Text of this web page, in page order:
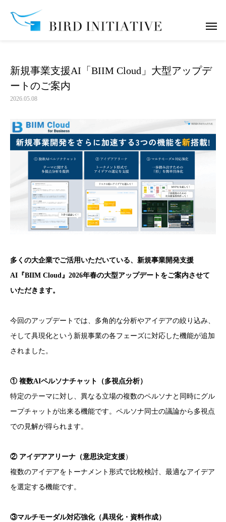
新規事業支援AI「BIIM Cloud」大型アップデ
ートのご案内
2026.05.08
多くの大企業でご活用いただいている、新規事業開発支援
AI『BIIM Cloud』2026年春の大型アップデートをご案内させて
いただきます。
今回のアップデートでは、多角的な分析やアイデアの絞り込み、
そして具現化という新規事業の各フェーズに対応した機能が追加
されました。
① 複数AIペルソナチャット（多視点分析）
特定のテーマに対し、異なる立場の複数のペルソナと同時にグル
ープチャットが出来る機能です。ペルソナ同士の議論から多視点
での見解が得られます。
② アイデアアリーナ（意思決定支援）
複数のアイデアをトーナメント形式で比較検討、最適なアイデア
を選定する機能です。
③マルチモーダル対応強化（具現化・資料作成）